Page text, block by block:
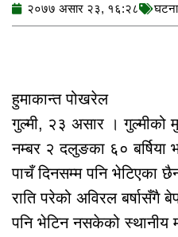
२०७७ असार २३, १६:२८
हुमाकान्त पोखरेल
गुल्मी, २३ असार । गुल्मीको
नम्बर २ दलुङका ६० बर्षिया
पाचँ दिनसम्म पनि भेटिएका
राति परेको अविरल बर्षासँगै
पनि भेटिन नसकेको स्थानीय